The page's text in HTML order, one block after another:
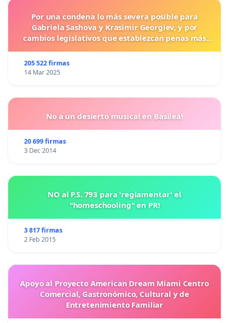
Por una condena lo más severa posible para
Gabriela Sashova y Krasimir Georgiev, y por
cambios legislativos que establezcan penas más
205 522 firmas
14 Mar 2025
No a un desierto musical en Basilea!
20 699 firmas
3 Dec 2014
NO al P.S. 793 para 'reglamentar' el
"homeschooling" en PR!
3 817 firmas
2 Feb 2015
Apoyo al Proyecto American Dream Miami Centro
Comercial, Gastronómico, Cultural y de
Entretenimiento Familiar